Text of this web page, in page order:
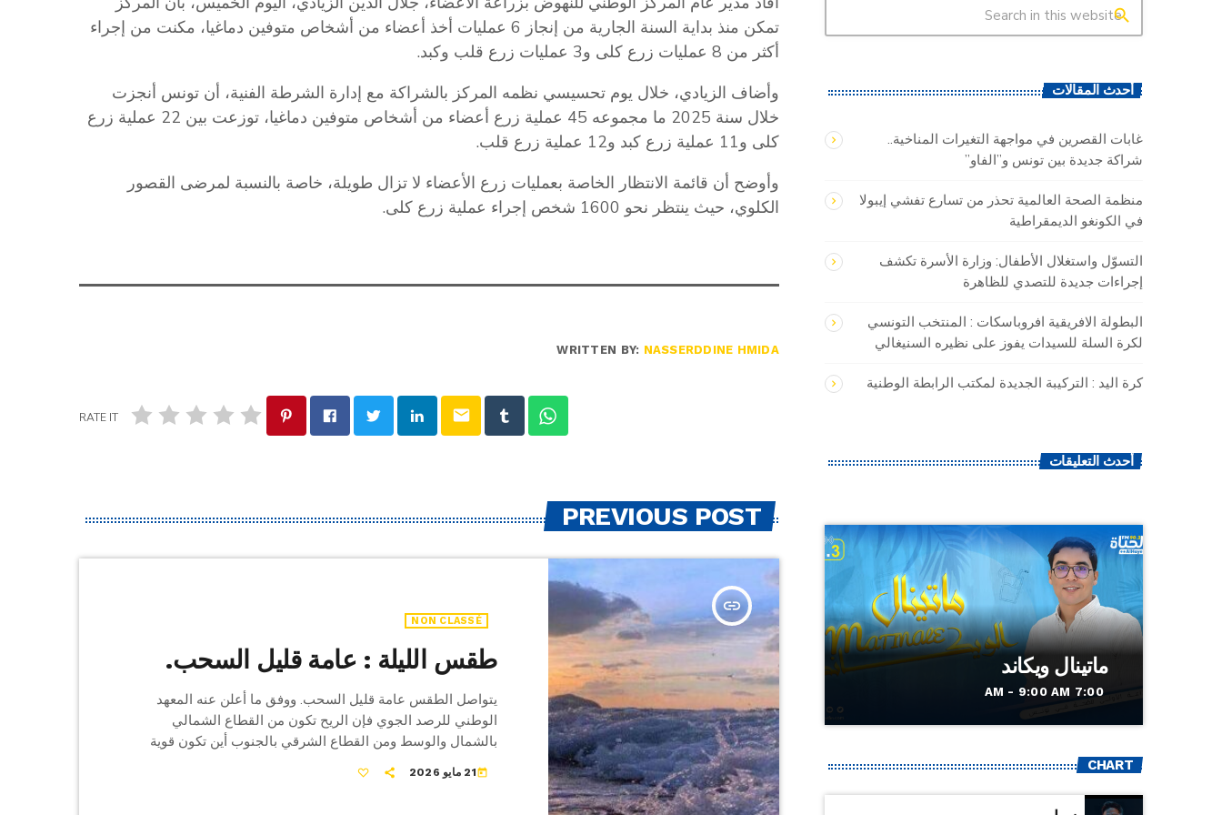
تمكن منذ بداية السنة الجارية من إنجاز 6 عمليات أخذ أعضاء من أشخاص متوفين دماغيا، مكنت من إجراء
أكثر من 8 عمليات زرع كلى و3 عمليات زرع قلب وكبد.
وأضاف الزيادي، خلال يوم تحسيسي نظمه المركز بالشراكة مع إدارة الشرطة الفنية، أن تونس أنجزت
خلال سنة 2025 ما مجموعه 45 عملية زرع أعضاء من أشخاص متوفين دماغيا، توزعت بين 22 عملية زرع
كلى و11 عملية زرع كبد و12 عملية زرع قلب.
وأوضح أن قائمة الانتظار الخاصة بعمليات زرع الأعضاء لا تزال طويلة، خاصة بالنسبة لمرضى القصور
الكلوي، حيث ينتظر نحو 1600 شخص إجراء عملية زرع كلى.
WRITTEN BY: NASSERDDINE HMIDA
email
RATE IT
PREVIOUS POST
insert_link
NON CLASSÉ
طقس الليلة : عامة قليل السحب.
يتواصل الطقس عامة قليل السحب. ووفق ما أعلن عنه المعهد
الوطني للرصد الجوي فإن الريح تكون من القطاع الشمالي
بالشمال والوسط ومن القطاع الشرقي بالجنوب أين تكون قوية
البحر قليل الاضطراب إلي محليا مضطرب. و تتراوح الحرارة ليلا
today21 مايو 2026
search
أحدث المقالات
غابات القصرين في مواجهة التغيرات المناخية..
شراكة جديدة بين تونس و”الفاو”
منظمة الصحة العالمية تحذر من تسارع تفشي إيبولا
في الكونغو الديمقراطية
التسوّل واستغلال الأطفال: وزارة الأسرة تكشف
إجراءات جديدة للتصدي للظاهرة
البطولة الافريقية افروباسكات : المنتخب التونسي
لكرة السلة للسيدات يفوز على نظيره السنيغالي
كرة اليد : التركيبة الجديدة لمكتب الرابطة الوطنية
أحدث التعليقات
ماتينال ويكاند
7:00 AM - 9:00 AM
CHART